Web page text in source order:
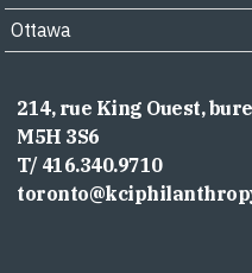
Ottawa
214, rue King Ouest,
M5H 3S6
T/ 416.340.9710